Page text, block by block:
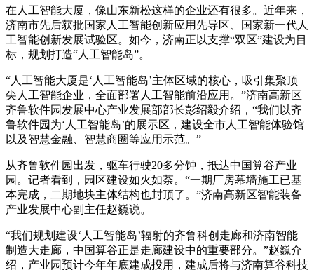
在人工智能大厦，像山东新松这样的企业还有很多。近年来，
济南市先后获批国家人工智能创新应用先导区、国家新一代人
工智能创新发展试验区。如今，济南正以支撑“双区”建设为目
标，规划打造“人工智能岛”。
“人工智能大厦是‘人工智能岛’主体区域的核心，吸引集聚顶
尖人工智能企业，全面部署人工智能前沿应用。”济南高新区
齐鲁软件园发展中心产业发展部部长彭绍毅介绍，“我们以齐
鲁软件园为‘人工智能岛’的展示区，建设全市人工智能体验馆
以及智慧金融、智慧商圈等应用示范。”
从齐鲁软件园出发，驱车行驶20多分钟，抵达中国算谷产业
园。记者看到，园区建设如火如荼。“一期厂房幕墙施工已基
本完成，二期地块主体结构也封顶了。”济南高新区智能装备
产业发展中心副主任赵巍说。
“我们规划建设‘人工智能岛’辐射的齐鲁科创走廊和济南智能
制造大走廊，中国算谷正是走廊建设中的重要部分。”赵巍介
绍，产业园预计今年年底建成投用，建成后将与济南算谷科技